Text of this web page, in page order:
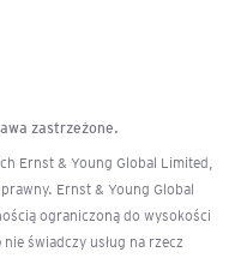
zastrzeżone.
Ernst & Young Global Limited,
Ernst & Young Global
ograniczoną do wysokości
świadczy usług na rzecz